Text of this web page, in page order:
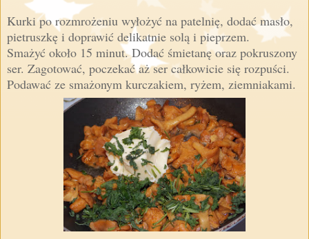
Kurki po rozmrożeniu wyłożyć na patelnię, dodać masło,
pietruszkę i doprawić delikatnie solą i pieprzem.
Smażyć około 15 minut. Dodać śmietanę oraz pokruszony
ser. Zagotować, poczekać aż ser całkowicie się rozpuści.
Podawać ze smażonym kurczakiem, ryżem, ziemniakami.